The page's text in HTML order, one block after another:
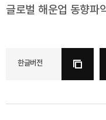
글로벌 해운업 동향파
한글버전